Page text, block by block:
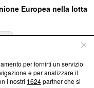
Europea nella lotta
su Blasting
come ci impegniamo a
per fornirti un servizio
e per analizzare il
i nostri 1624partner che si